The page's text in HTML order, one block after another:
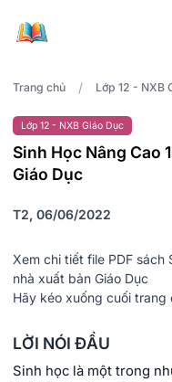
Trang chủ / Lớp 12 - NXB
Lớp 12 - NXB Giáo Dục
Sinh Học Nâng Cao
Giáo Dục
T2, 06/06/2022
Xem chi tiết file PDF sách
nhà xuất bản Giáo Dục
Hãy kéo xuống cuối trang
LỜI NÓI ĐẦU
Sinh học là một trong